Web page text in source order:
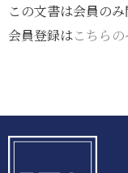
この文書は会員のみ
会員登録はこちら